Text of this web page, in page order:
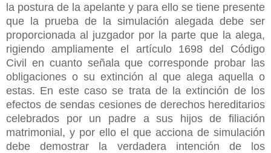
la postura de la apelante y para ello se tiene presente
que la prueba de la simulación alegada debe ser
proporcionada al juzgador por la parte que la alega,
rigiendo ampliamente el artículo 1698 del Código
Civil en cuanto señala que corresponde probar las
obligaciones o su extinción al que alega aquella o
estas. En este caso se trata de la extinción de los
efectos de sendas cesiones de derechos hereditarios
celebrados por un padre a sus hijos de filiación
matrimonial, y por ello el que acciona de simulación
debe demostrar la verdadera intención de los